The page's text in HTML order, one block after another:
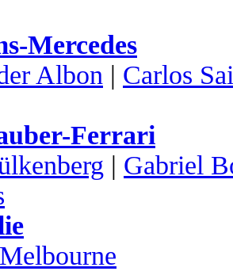
Mercedes
Albon | Carlos
Ferrari
| Gabriel